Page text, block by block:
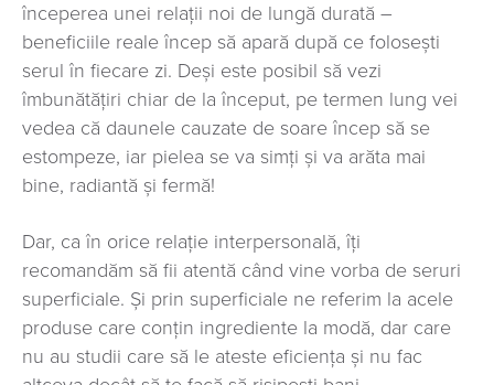
începerea unei relații noi de lungă durată –
beneficiile reale încep să apară după ce folosești
serul în fiecare zi. Deși este posibil să vezi
îmbunătățiri chiar de la început, pe termen lung vei
vedea că daunele cauzate de soare încep să se
estompeze, iar pielea se va simți și va arăta mai
bine, radiantă și fermă!
Dar, ca în orice relație interpersonală, îți
recomandăm să fii atentă când vine vorba de seruri
superficiale. Și prin superficiale ne referim la acele
produse care conțin ingrediente la modă, dar care
nu au studii care să le ateste eficiența și nu fac